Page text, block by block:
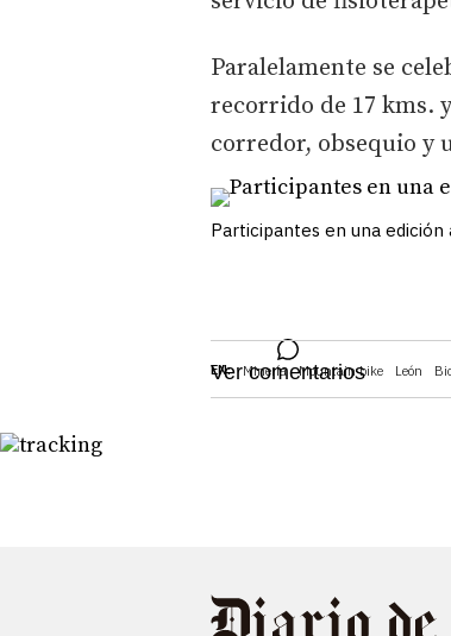
EN: Minería Mountain bike León
Paralelamente se
recorrido de 17 kms.
corredor, obsequio y
Participantes en una
Ver comentarios